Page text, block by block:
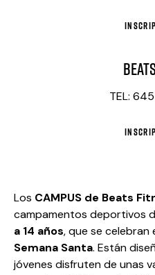
TEL:
Los CAMPUS de Beats
campamentos deportivos
a 14 años, que se celebran
Semana Santa. Están
jóvenes disfruten de unas